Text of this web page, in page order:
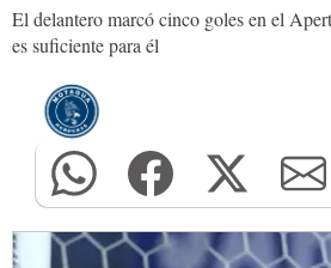
El delantero marcó cinco goles en el
es suficiente para él